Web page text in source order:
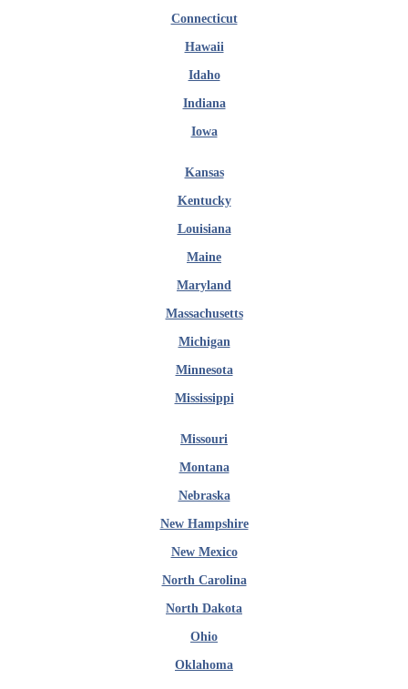
Connecticut
Hawaii
Idaho
Indiana
Iowa
Kansas
Kentucky
Louisiana
Maine
Maryland
Massachusetts
Michigan
Minnesota
Mississippi
Missouri
Montana
Nebraska
New Hampshire
New Mexico
North Carolina
North Dakota
Ohio
Oklahoma